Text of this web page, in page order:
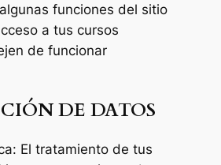
funciones del sitio
a tus cursos
de funcionar
DE DATOS
El tratamiento de tus